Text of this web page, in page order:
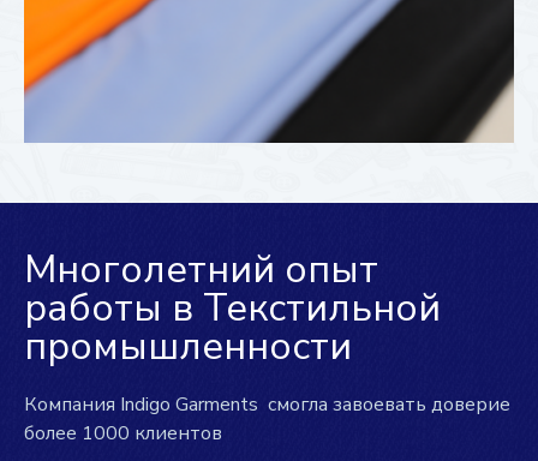
Многолетний опыт
работы в Текстильной
промышленности
Компания Indigo Garments смогла завоевать доверие
более 1000 клиентов